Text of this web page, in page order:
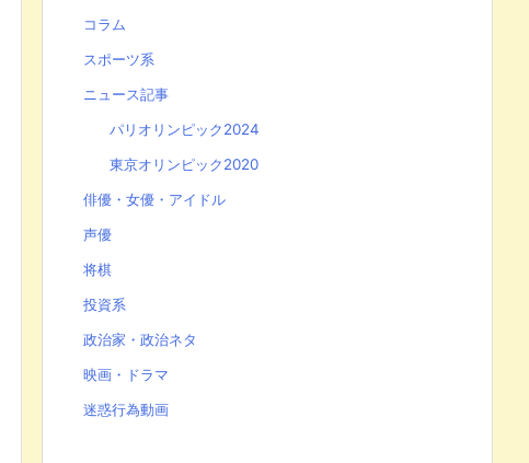
コラム
スポーツ系
ニュース記事
パリオリンピック2024
東京オリンピック2020
俳優・女優・アイドル
声優
将棋
投資系
政治家・政治ネタ
映画・ドラマ
迷惑行為動画